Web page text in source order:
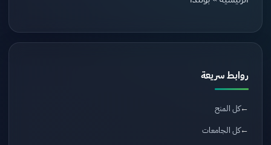
روابط سريعة
كل المنح
كل الجامعات